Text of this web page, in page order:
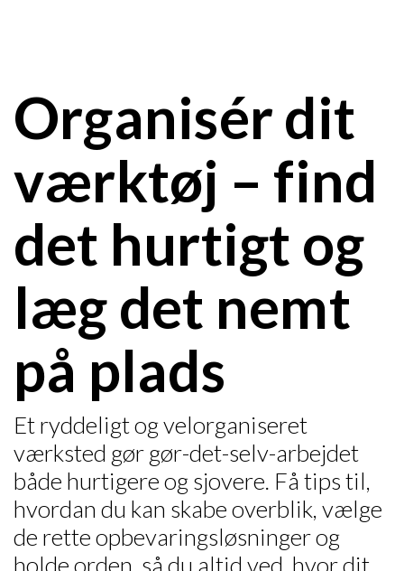
Organisér dit
værktøj – find
det hurtigt og
læg det nemt
på plads
Et ryddeligt og velorganiseret
værksted gør gør-det-selv-arbejdet
både hurtigere og sjovere. Få tips til,
hvordan du kan skabe overblik, vælge
de rette opbevaringsløsninger og
holde orden, så du altid ved, hvor dit